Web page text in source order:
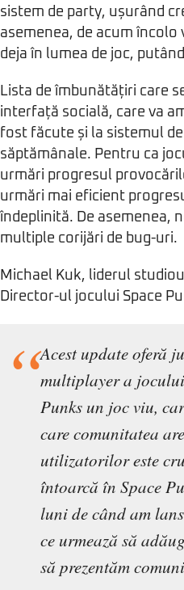
sistem de party, ușurând
asemenea, de acum
deja în lumea de joc,
Lista de îmbunătățiri care
interfață socială, care va
fost făcute și la sistemul
săptămânale. Pentru ca
urmări progresul
urmări mai eficient
îndeplinită. De asemenea,
multiple corijări de bug-uri.
Michael Kuk, liderul
Director-ul jocului Space
Acest update oferă
multiplayer a
Punks un joc viu,
care comunitatea
utilizatorilor este
întoarcă în Space
luni de când am
ce urmează să
să prezentăm